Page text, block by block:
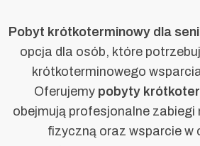
Pobyt krótkoterminowy dla
opcja dla osób, które
krótkoterminowego
Oferujemy pobyty
obejmują profesjonalne zabiegi
fizyczną oraz wsparcie w